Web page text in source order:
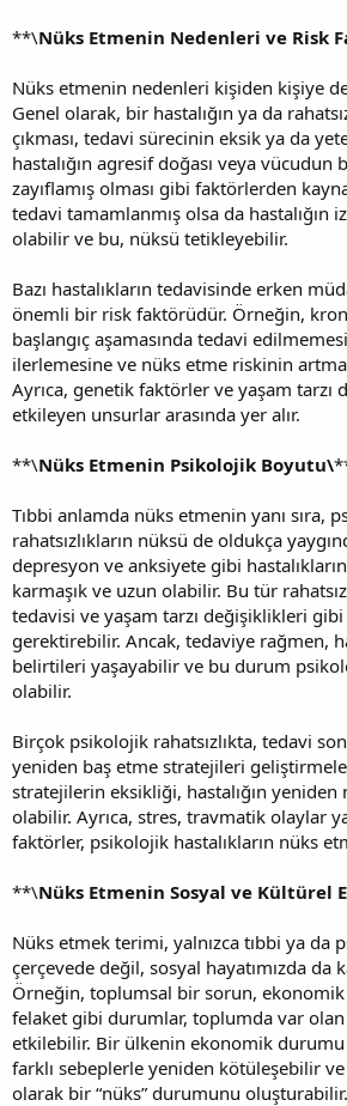
**\Nüks Etmenin Nedenleri ve Risk
Nüks etmenin nedenleri kişiden kişiye
Genel olarak, bir hastalığın ya da
çıkması, tedavi sürecinin eksik ya da
hastalığın agresif doğası veya vücudun
zayıflamış olması gibi faktörlerden
tedavi tamamlanmış olsa da hastalığın
olabilir ve bu, nüksü tetikleyebilir.
Bazı hastalıkların tedavisinde erken
önemli bir risk faktörüdür. Örneğin,
başlangıç aşamasında tedavi
ilerlemesine ve nüks etme riskinin
Ayrıca, genetik faktörler ve yaşam tarzı
etkileyen unsurlar arasında yer alır.
**\Nüks Etmenin Psikolojik Boyutu\
Tıbbi anlamda nüks etmenin yanı sıra,
rahatsızlıkların nüksü de oldukça
depresyon ve anksiyete gibi
karmaşık ve uzun olabilir. Bu tür
tedavisi ve yaşam tarzı değişiklikleri
gerektirebilir. Ancak, tedaviye rağmen,
belirtileri yaşayabilir ve bu durum
olabilir.
Birçok psikolojik rahatsızlıkta, tedavi
yeniden baş etme stratejileri
stratejilerin eksikliği, hastalığın yeniden
olabilir. Ayrıca, stres, travmatik olaylar
faktörler, psikolojik hastalıkların nüks
**\Nüks Etmenin Sosyal ve Kültürel
Nüks etmek terimi, yalnızca tıbbi ya da
çerçevede değil, sosyal hayatımızda da
Örneğin, toplumsal bir sorun,
felaket gibi durumlar, toplumda var
etkilebilir. Bir ülkenin ekonomik
farklı sebeplerle yeniden kötüleşebilir
olarak bir “nüks” durumunu oluşturabilir.